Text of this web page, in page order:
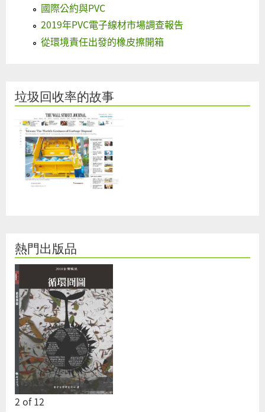
國際公約與PVC
2019年PVC電子線材市場調查報告
從環境責任出發的橡皮擦開箱
垃圾回收率的故事
熱門出版品
2 of12